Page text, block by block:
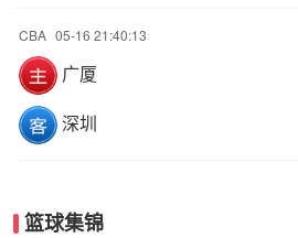
CBA 05-16 21:40:13
广厦
深圳
篮球集锦